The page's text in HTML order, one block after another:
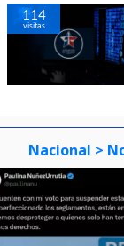
114
visitas
Nacional >